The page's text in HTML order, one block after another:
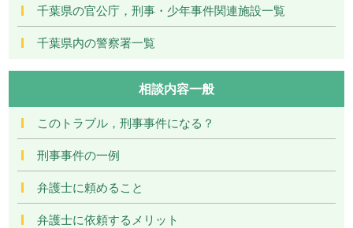
千葉県の官公庁，刑事・少年事件関連施設一覧
千葉県内の警察署一覧
相談内容一般
このトラブル，刑事事件になる？
刑事事件の一例
弁護士に頼めること
弁護士に依頼するメリット